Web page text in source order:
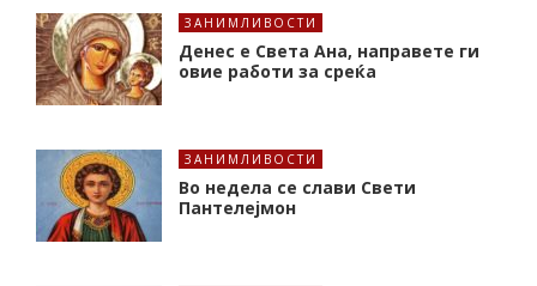
ЗАНИМЛИВОСТИ
Денес е Света Ана, направете ги
овие работи за среќа
ЗАНИМЛИВОСТИ
Во недела се слави Свети
Пантелејмон